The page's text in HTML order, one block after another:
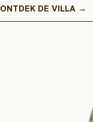
ONTDEK DE VILLA →